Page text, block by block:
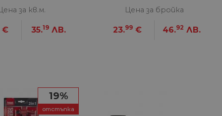
за кв.м.
€ 35.19 ЛВ.
Цена за бройка
23.99 € 46.92 ЛВ.
19%
отстъпка
на потребителя